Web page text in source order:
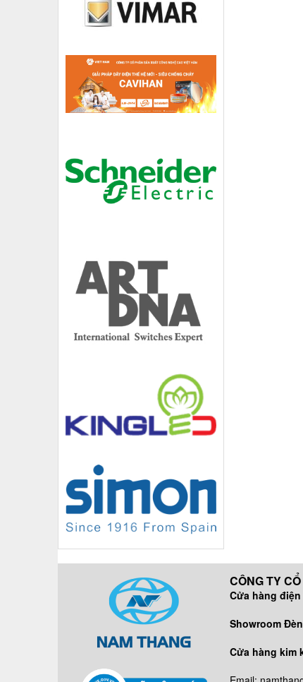
CÔNG TY
Cửa hàng
DĐ/
Showroom
DĐ/
Cửa hàng kim
DĐ: